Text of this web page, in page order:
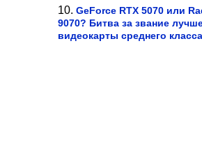
GeForce RTX 5070 или
9070? Битва за звание
видеокарты среднего